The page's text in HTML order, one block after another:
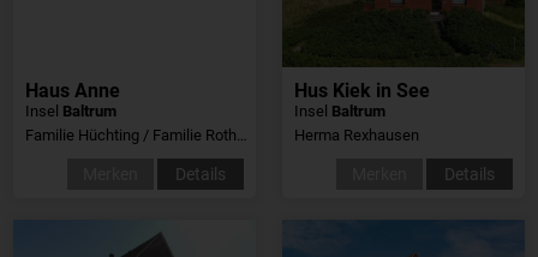
Haus Anne
Insel Baltrum
Details
Hus Kiek in See
Insel Baltrum
Herma Rexhausen
Details